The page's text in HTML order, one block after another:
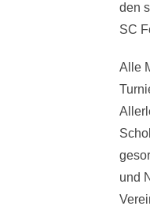
den
SC
Alle
und